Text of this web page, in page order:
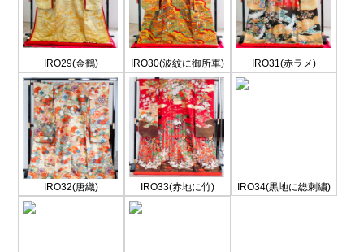
IRO29(金鶴) IRO30(波紋に御所車) IRO31(赤ラメ)
IRO32(唐織) IRO33(赤地に竹) IRO34(黒地に総刺繍)